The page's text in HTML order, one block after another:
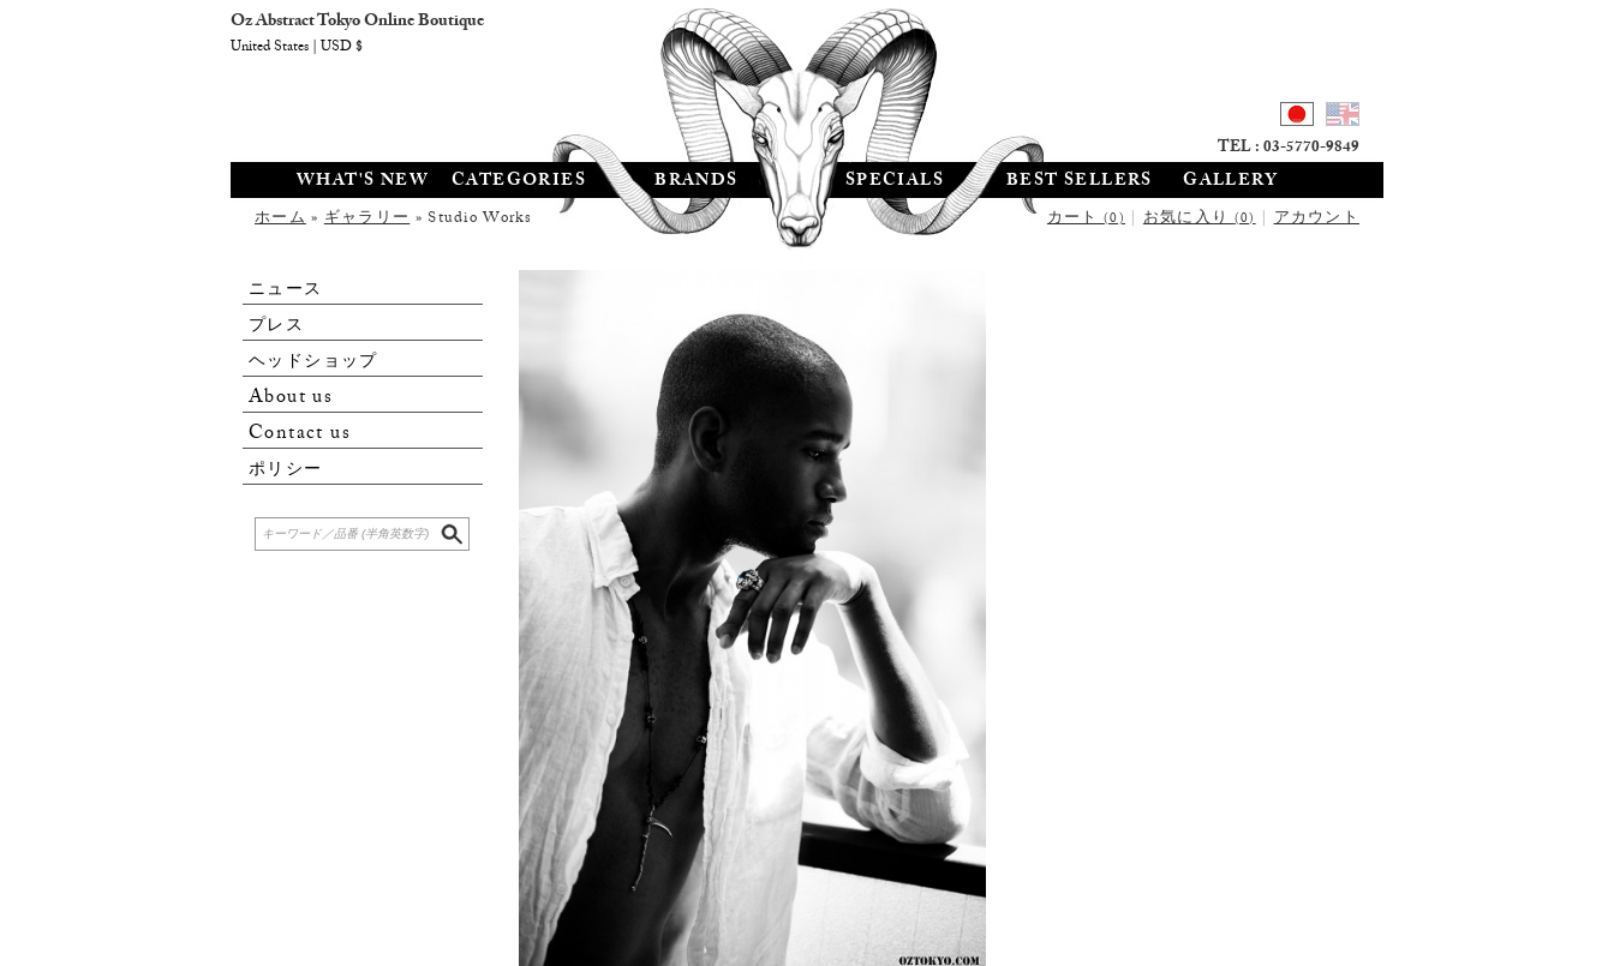
WHAT'S NEW CATEGORIES BRANDS SPECIALS BEST SELLERS GALLERY
カート(0)|お気に入り(0)|アカウント
ホーム»ギャラリー» Studio Works
TEL : 03-5770-9849
ニュース
プレス
ヘッドショップ
About us
Contact us
ポリシー
Oz Abstract Tokyo Online Boutique
United States | USD $